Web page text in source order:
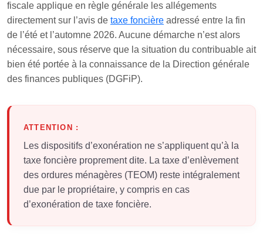
fiscale applique en règle générale les allégements
directement sur l’avis de taxe foncière adressé entre la fin
de l’été et l’automne 2026. Aucune démarche n’est alors
nécessaire, sous réserve que la situation du contribuable ait
bien été portée à la connaissance de la Direction générale
des finances publiques (DGFiP).
ATTENTION :
Les dispositifs d’exonération ne s’appliquent qu’à la
taxe foncière proprement dite. La taxe d’enlèvement
des ordures ménagères (TEOM) reste intégralement
due par le propriétaire, y compris en cas
d’exonération de taxe foncière.